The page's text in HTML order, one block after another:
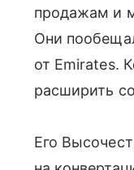
продажам и
Они
от Emirates.
расширить
Его